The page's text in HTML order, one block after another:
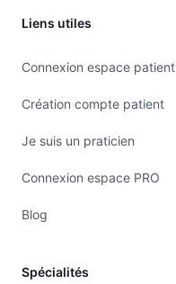
Liens utiles
Connexion espace patient
Création compte patient
Je suis un praticien
Connexion espace PRO
Blog
Spécialités